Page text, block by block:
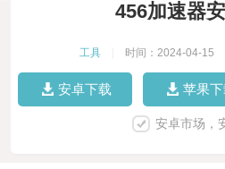
456加速器
工具 时间：2024-04-15
安卓下载 苹果
安卓市场，